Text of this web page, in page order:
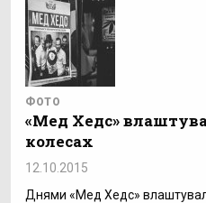
ФОТО
«Мед Хедс»
колесах
12.10.2015
Днями «Мед Хедс»